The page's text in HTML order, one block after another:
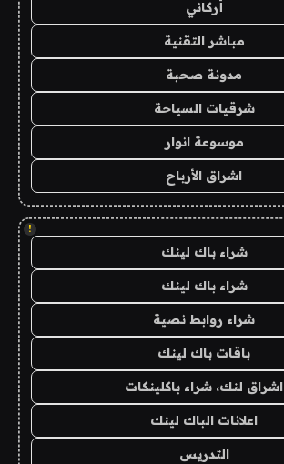
أركاني
مباشر التقنية
مدونة صحبة
شرقيات السياحة
موسوعة انوار
اشراق الأرباح
!
شراء باك لينك
شراء باك لينك
شراء روابط نصية
باقات باك لينك
اشراق لنك، شراء باكلينكات
اعلانات الباك لينك
التدريس